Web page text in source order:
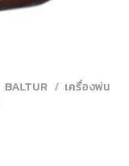
BALTUR / เครื่องพ่น